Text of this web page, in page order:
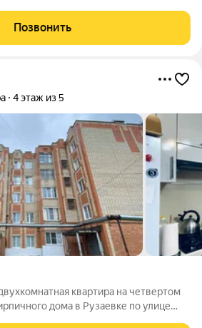
понятные маршруты, близость
Позвонить
4 этаж из 5
квартира на четвертом
дома в Рузаевке по улице